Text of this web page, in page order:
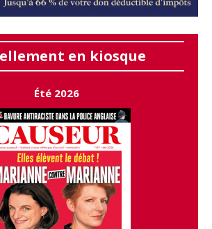
en kiosque
Été 2026